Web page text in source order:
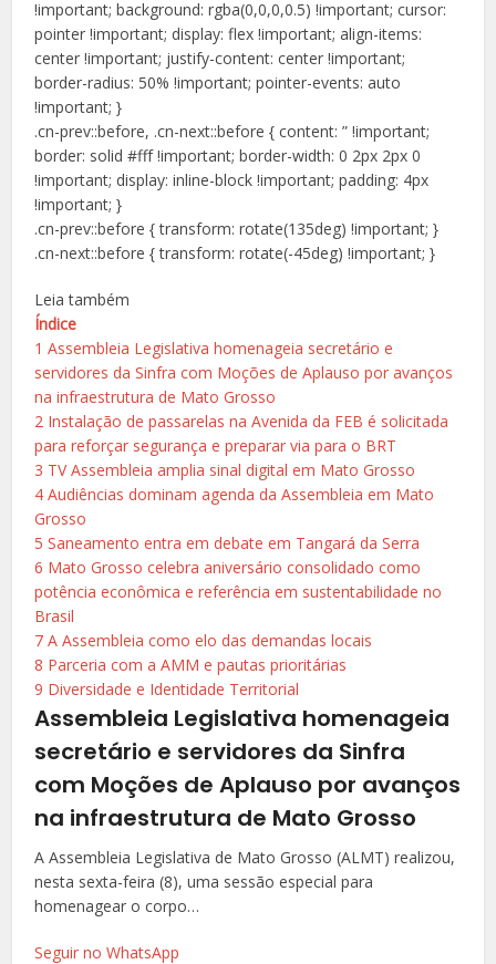
!important; background: rgba(0,0,0,0.5) !important; cursor:
pointer !important; display: flex !important; align-items:
center !important; justify-content: center !important;
border-radius: 50% !important; pointer-events: auto
!important; }
.cn-prev::before, .cn-next::before { content: ” !important;
border: solid #fff !important; border-width: 0 2px 2px 0
!important; display: inline-block !important; padding: 4px
!important; }
.cn-prev::before { transform: rotate(135deg) !important; }
.cn-next::before { transform: rotate(-45deg) !important; }
Leia também
Índice
1 Assembleia Legislativa homenageia secretário e
servidores da Sinfra com Moções de Aplauso por avanços
na infraestrutura de Mato Grosso
2 Instalação de passarelas na Avenida da FEB é solicitada
para reforçar segurança e preparar via para o BRT
3 TV Assembleia amplia sinal digital em Mato Grosso
4 Audiências dominam agenda da Assembleia em Mato
Grosso
5 Saneamento entra em debate em Tangará da Serra
6 Mato Grosso celebra aniversário consolidado como
potência econômica e referência em sustentabilidade no
Brasil
7 A Assembleia como elo das demandas locais
8 Parceria com a AMM e pautas prioritárias
9 Diversidade e Identidade Territorial
Assembleia Legislativa homenageia
secretário e servidores da Sinfra
com Moções de Aplauso por avanços
na infraestrutura de Mato Grosso
A Assembleia Legislativa de Mato Grosso (ALMT) realizou,
nesta sexta-feira (8), uma sessão especial para
homenagear o corpo…
Seguir no WhatsApp